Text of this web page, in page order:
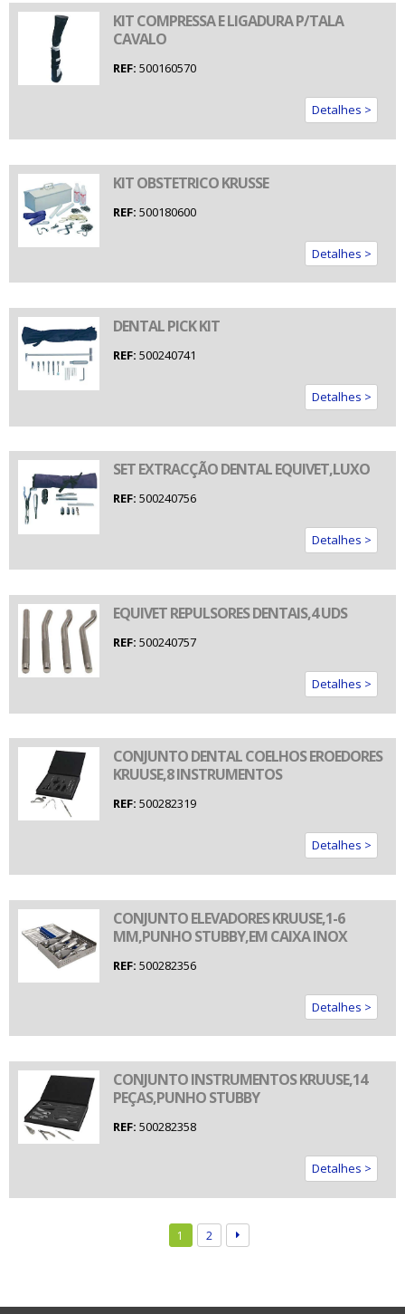
KIT COMPRESSA E LIGADURA P/TALA
CAVALO
REF: 500160570
Detalhes >
KIT OBSTETRICO KRUSSE
REF: 500180600
Detalhes >
DENTAL PICK KIT
REF: 500240741
Detalhes >
SET EXTRACÇÃO DENTAL EQUIVET,LUXO
REF: 500240756
Detalhes >
EQUIVET REPULSORES DENTAIS,4 UDS
REF: 500240757
Detalhes >
CONJUNTO DENTAL COELHOS EROEDORES
KRUUSE,8 INSTRUMENTOS
REF: 500282319
Detalhes >
CONJUNTO ELEVADORES KRUUSE,1-6
MM,PUNHO STUBBY,EM CAIXA INOX
REF: 500282356
Detalhes >
CONJUNTO INSTRUMENTOS KRUUSE,14
PEÇAS,PUNHO STUBBY
REF: 500282358
Detalhes >
1 2